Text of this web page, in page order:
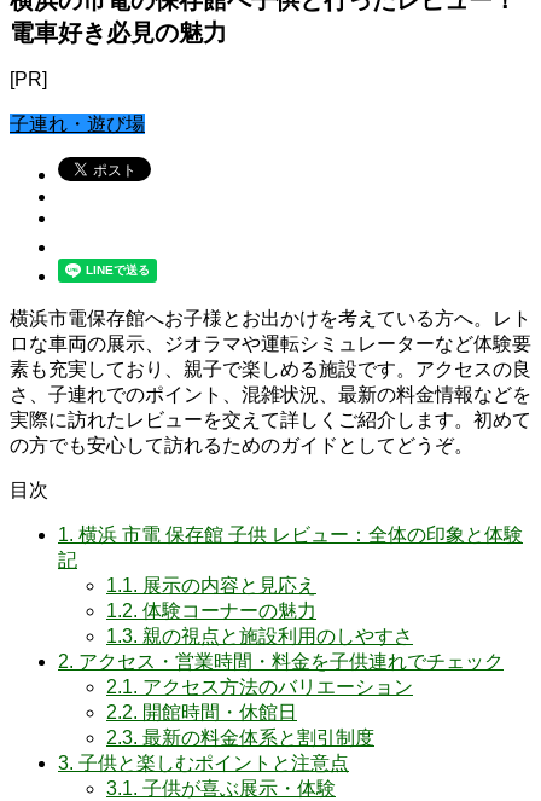
電車好き必見の魅力
[PR]
子連れ・遊び場
横浜市電保存館へお子様とお出かけを考えている方へ。レト
ロな車両の展示、ジオラマや運転シミュレーターなど体験要
素も充実しており、親子で楽しめる施設です。アクセスの良
さ、子連れでのポイント、混雑状況、最新の料金情報などを
実際に訪れたレビューを交えて詳しくご紹介します。初めて
の方でも安心して訪れるためのガイドとしてどうぞ。
目次
1. 横浜 市電 保存館 子供 レビュー：全体の印象と体験
記
1.1. 展示の内容と見応え
1.2. 体験コーナーの魅力
1.3. 親の視点と施設利用のしやすさ
2. アクセス・営業時間・料金を子供連れでチェック
2.1. アクセス方法のバリエーション
2.2. 開館時間・休館日
2.3. 最新の料金体系と割引制度
3. 子供と楽しむポイントと注意点
3.1. 子供が喜ぶ展示・体験